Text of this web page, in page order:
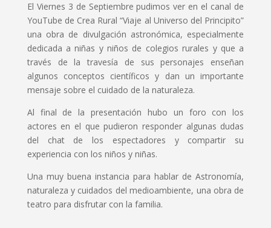
El Viernes 3 de Septiembre pudimos ver en el canal de
YouTube de Crea Rural “Viaje al Universo del Principito”
una obra de divulgación astronómica, especialmente
dedicada a niñas y niños de colegios rurales y que a
través de la travesía de sus personajes enseñan
algunos conceptos científicos y dan un importante
mensaje sobre el cuidado de la naturaleza.
Al final de la presentación hubo un foro con los
actores en el que pudieron responder algunas dudas
del chat de los espectadores y compartir su
experiencia con los niños y niñas.
Una muy buena instancia para hablar de Astronomía,
naturaleza y cuidados del medioambiente, una obra de
teatro para disfrutar con la familia.